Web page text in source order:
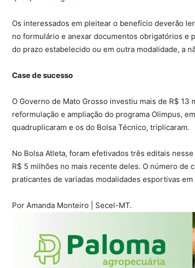
Os interessados em pleitear o benefício deverão
no formulário e anexar documentos obrigatórios e
do prazo estabelecido ou em outra modalidade, a
Case de sucesso
O Governo de Mato Grosso investiu mais de R$
reformulação e ampliação do programa Olimpus,
quadruplicaram e os do Bolsa Técnico, triplicaram.
No Bolsa Atleta, foram efetivados três editais
R$ 5 milhões no mais recente deles. O número de
praticantes de variadas modalidades esportivas em
Por Amanda Monteiro | Secel-MT.